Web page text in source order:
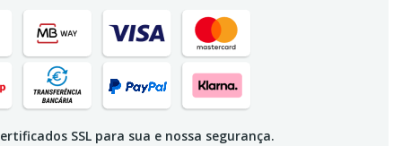
SSL para sua e nossa segurança.